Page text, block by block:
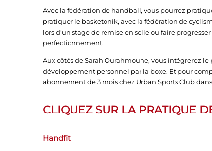
Avec la fédération de handball, vous pourrez
pratiquer le basketonik, avec la fédération de
lors d’un stage de remise en selle ou faire
perfectionnement.
Aux côtés de Sarah Ourahmoune, vous intégrerez
développement personnel par la boxe. Et pour
abonnement de 3 mois chez Urban Sports Club
CLIQUEZ SUR LA PRATIQUE
Handfit